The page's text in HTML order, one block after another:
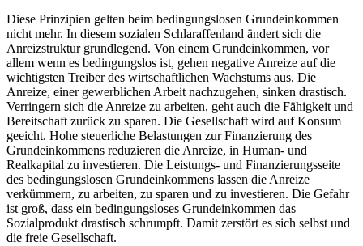
Diese Prinzipien gelten beim bedingungslosen Grundeinkommen
nicht mehr. In diesem sozialen Schlaraffenland ändert sich die
Anreizstruktur grundlegend. Von einem Grundeinkommen, vor
allem wenn es bedingungslos ist, gehen negative Anreize auf die
wichtigsten Treiber des wirtschaftlichen Wachstums aus. Die
Anreize, einer gewerblichen Arbeit nachzugehen, sinken drastisch.
Verringern sich die Anreize zu arbeiten, geht auch die Fähigkeit und
Bereitschaft zurück zu sparen. Die Gesellschaft wird auf Konsum
geeicht. Hohe steuerliche Belastungen zur Finanzierung des
Grundeinkommens reduzieren die Anreize, in Human- und
Realkapital zu investieren. Die Leistungs- und Finanzierungsseite
des bedingungslosen Grundeinkommens lassen die Anreize
verkümmern, zu arbeiten, zu sparen und zu investieren. Die Gefahr
ist groß, dass ein bedingungsloses Grundeinkommen das
Sozialprodukt drastisch schrumpft. Damit zerstört es sich selbst und
die freie Gesellschaft.